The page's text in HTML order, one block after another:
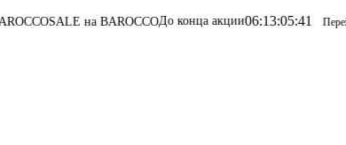
на BAROCCOДо конца акции 06:13 :05:41 Перейти в каталог